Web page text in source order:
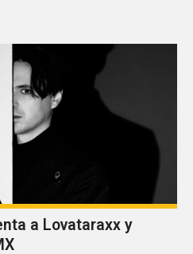
a Lovataraxx y